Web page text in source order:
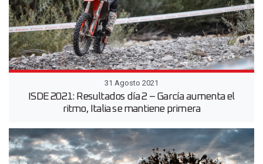
31 Agosto 2021
ISDE 2021: Resultados día 2 – García aumenta el
ritmo, Italia se mantiene primera